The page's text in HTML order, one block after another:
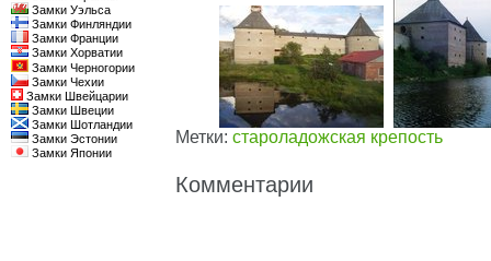
Замки Уэльса
Замки Финляндии
Замки Франции
Замки Хорватии
Замки Черногории
Замки Чехии
Замки Швейцарии
Замки Швеции
Замки Шотландии
Замки Эстонии
Замки Японии
Метки: староладожская крепость
Комментарии